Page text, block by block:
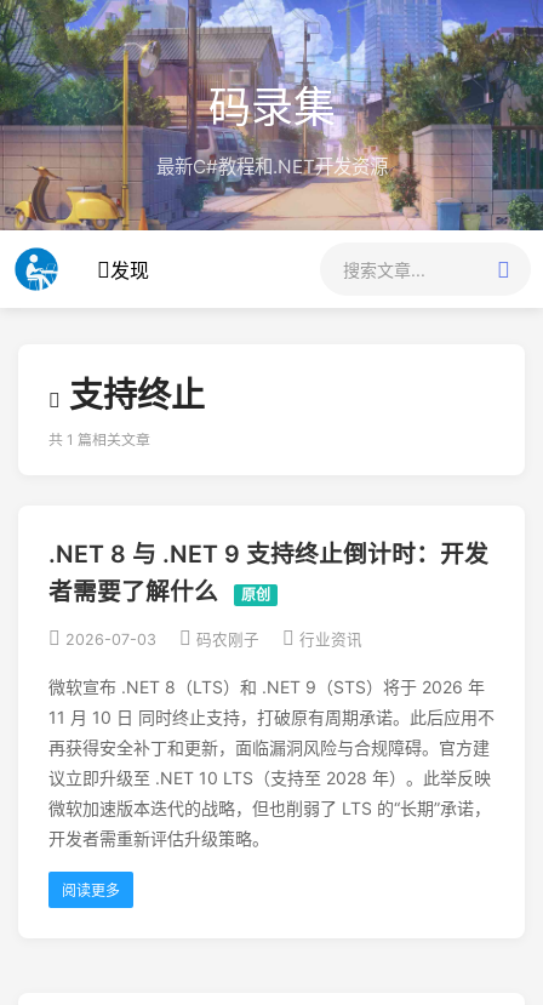
码录集
最新C#教程和.NET开发资源
发现
支持终止
共 1 篇相关文章
.NET 8 与 .NET 9 支持终止倒计时：开发
者需要了解什么
原创
2026-07-03 码农刚子 行业资讯
微软宣布 .NET 8（LTS）和 .NET 9（STS）将于 2026 年
11 月 10 日 同时终止支持，打破原有周期承诺。此后应用不
再获得安全补丁和更新，面临漏洞风险与合规障碍。官方建
议立即升级至 .NET 10 LTS（支持至 2028 年）。此举反映
微软加速版本迭代的战略，但也削弱了 LTS 的“长期”承诺，
开发者需重新评估升级策略。
阅读更多